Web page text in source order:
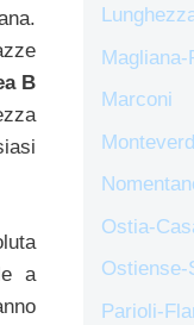
B
a
Marconi
Ostia-
Ostiense-
Parioli-